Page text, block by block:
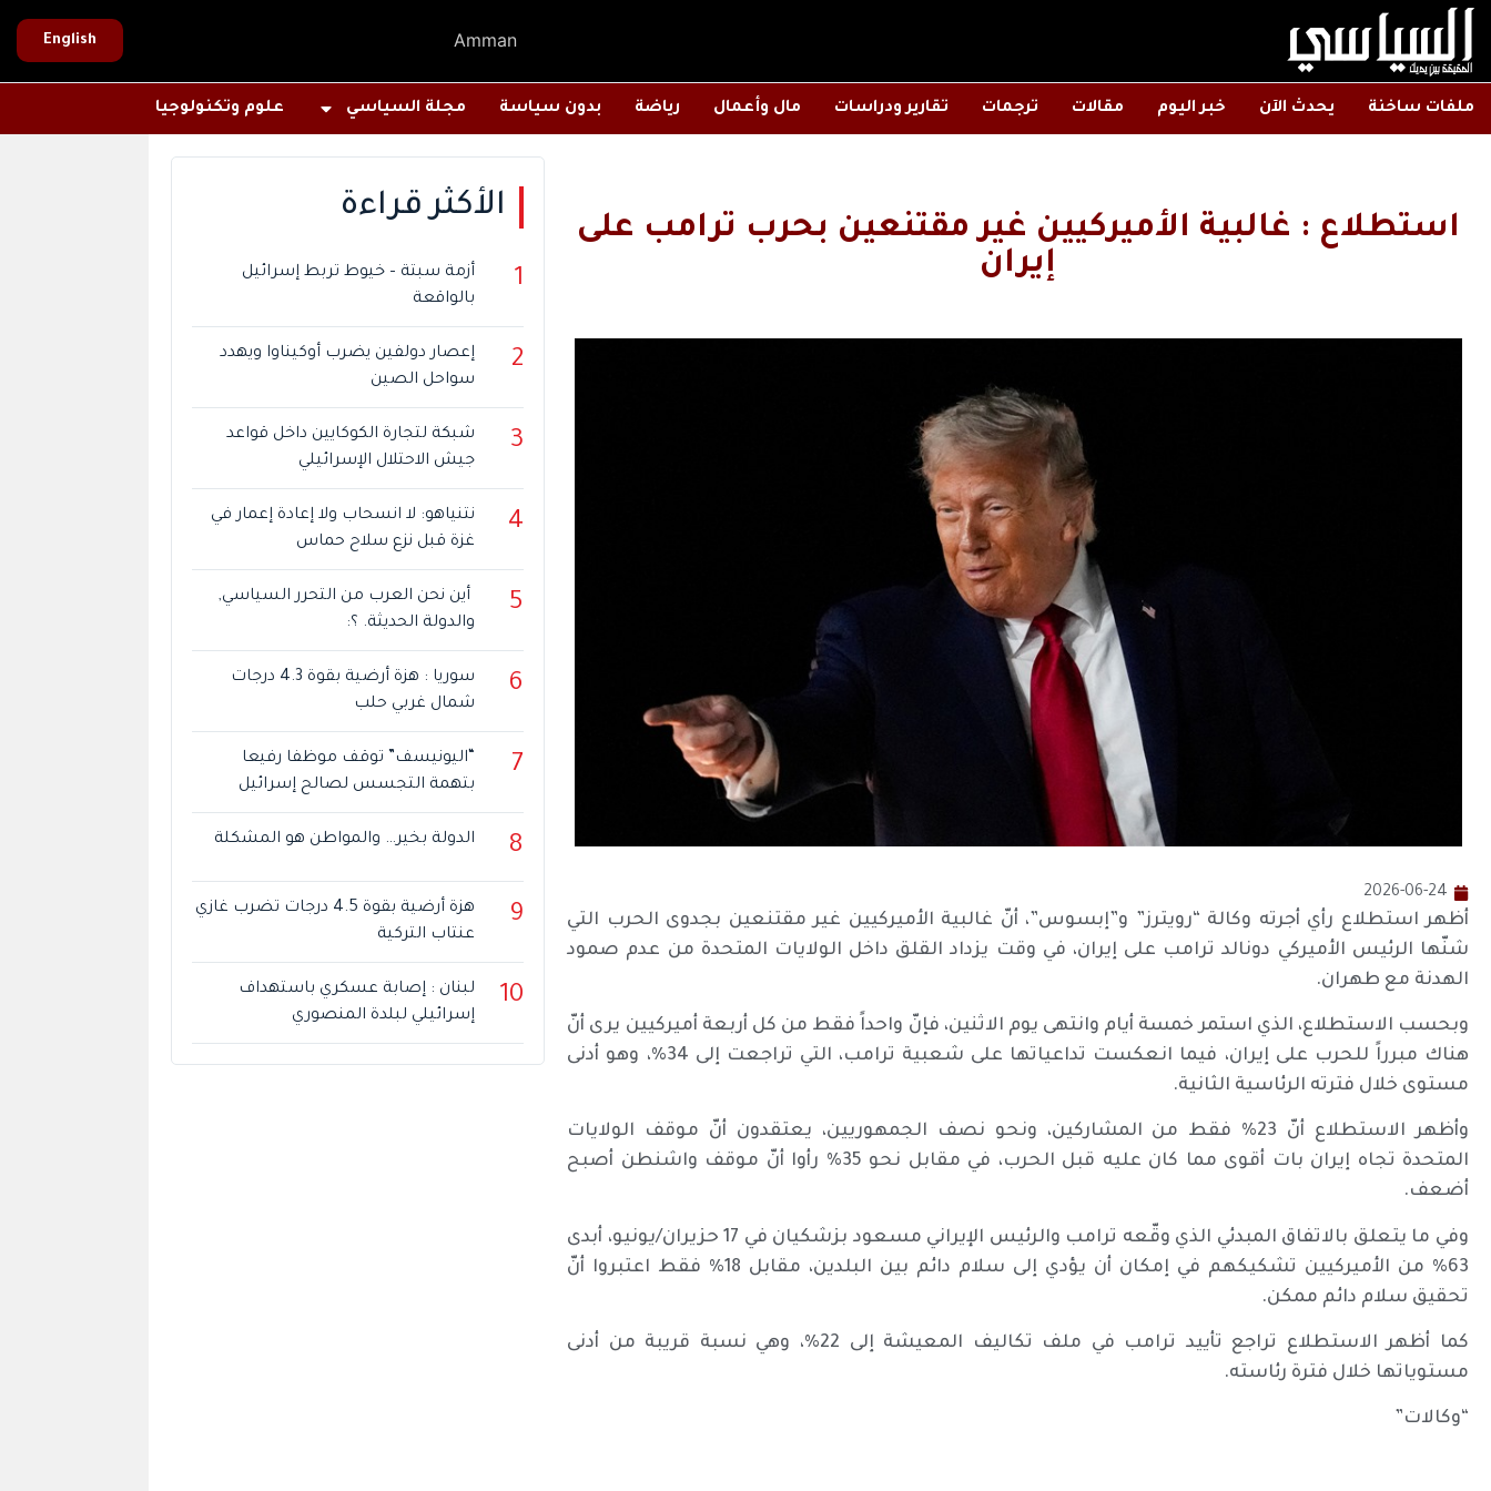
Amman
English
ملفات ساخنة يحدث الآن خبر اليوم مقالات ترجمات تقارير ودراسات مال وأعمال رياضة بدون سياسة مجلة السياسي علوم وتكنولوجيا
استطلاع : غالبية الأميركيين غير مقتنعين بحرب ترامب على
إيران
2026-06-24
أظهر استطلاع رأي أجرته وكالة “رويترز” و”إبسوس”، أنّ غالبية الأميركيين غير مقتنعين بجدوى الحرب التي
شنّها الرئيس الأميركي دونالد ترامب على إيران، في وقت يزداد القلق داخل الولايات المتحدة من عدم صمود
الهدنة مع طهران.
وبحسب الاستطلاع، الذي استمر خمسة أيام وانتهى يوم الاثنين، فإنّ واحداً فقط من كل أربعة أميركيين يرى أنّ
هناك مبرراً للحرب على إيران، فيما انعكست تداعياتها على شعبية ترامب، التي تراجعت إلى 34%، وهو أدنى
مستوى خلال فترته الرئاسية الثانية.
وأظهر الاستطلاع أنّ 23% فقط من المشاركين، ونحو نصف الجمهوريين، يعتقدون أنّ موقف الولايات
المتحدة تجاه إيران بات أقوى مما كان عليه قبل الحرب، في مقابل نحو 35% رأوا أنّ موقف واشنطن أصبح
أضعف.
وفي ما يتعلق بالاتفاق المبدئي الذي وقّعه ترامب والرئيس الإيراني مسعود بزشكيان في 17 حزيران/يونيو، أبدى
63% من الأميركيين تشكيكهم في إمكان أن يؤدي إلى سلام دائم بين البلدين، مقابل 18% فقط اعتبروا أنّ
تحقيق سلام دائم ممكن.
كما أظهر الاستطلاع تراجع تأييد ترامب في ملف تكاليف المعيشة إلى 22%، وهي نسبة قريبة من أدنى
مستوياتها خلال فترة رئاسته.
“وكالات”
الأكثر قراءة
1
أزمة سبتة – خيوط تربط إسرائيل
بالواقعة
2
إعصار دولفين يضرب أوكيناوا ويهدد
سواحل الصين
3
شبكة لتجارة الكوكايين داخل قواعد
جيش الاحتلال الإسرائيلي
4
نتنياهو: لا انسحاب ولا إعادة إعمار في
غزة قبل نزع سلاح حماس
5
أين نحن العرب من التحرر السياسي,
والدولة الحديثة. ؟:
6
سوريا : هزة أرضية بقوة 4.3 درجات
شمال غربي حلب
7
“اليونيسف” توقف موظفا رفيعا
بتهمة التجسس لصالح إسرائيل
8 الدولة بخير… والمواطن هو المشكلة
9
هزة أرضية بقوة 4.5 درجات تضرب غازي
عنتاب التركية
10
لبنان : إصابة عسكري باستهداف
إسرائيلي لبلدة المنصوري